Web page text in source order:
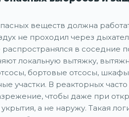
веществ должна
не проходил через
распространялся в соседние
локальную вытяжку,
бортовые отсосы,
участки. В реакторных часто
чтобы даже при
а не наружу. Такая